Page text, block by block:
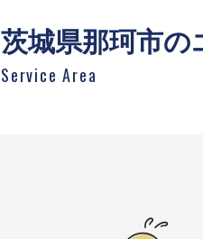
茨城県那珂市
Service Area